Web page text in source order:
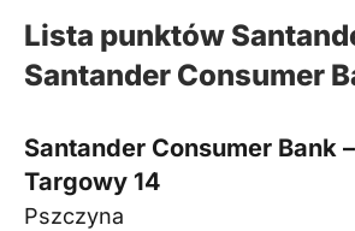
Lista punktów
Santander Consumer
Santander Consumer Bank
Targowy 14
Pszczyna